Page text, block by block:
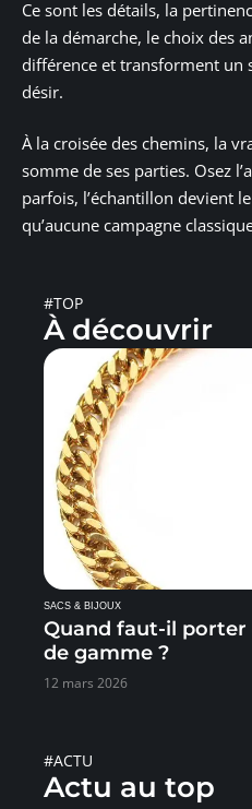
Ce sont les détails, la
de la démarche, le choix des
différence et transforment un
désir.
À la croisée des chemins, la
somme de ses parties. Osez
parfois, l’échantillon devient
qu’aucune campagne
#TOP
À découvrir
SACS & BIJOUX
Quand faut-il porter
de gamme ?
12 mars 2026
#ACTU
Actu au top